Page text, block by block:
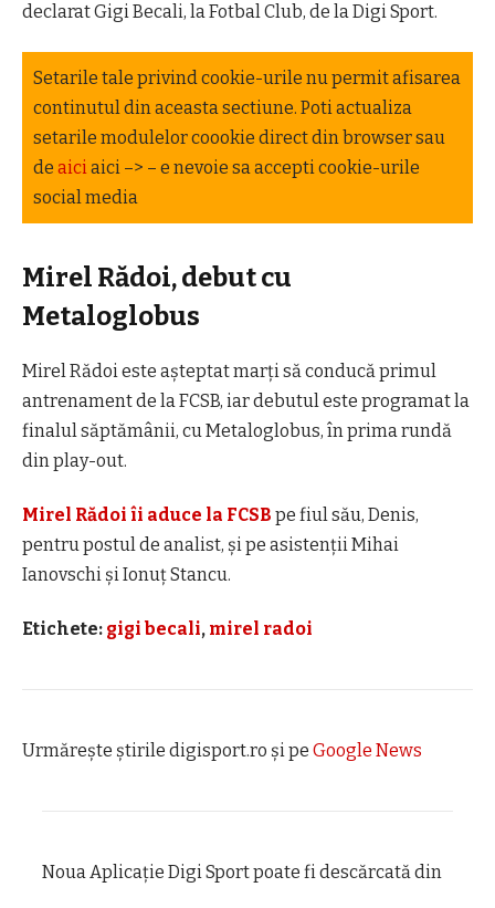
declarat Gigi Becali, la Fotbal Club, de la Digi Sport.
Setarile tale privind cookie-urile nu permit afisarea
continutul din aceasta sectiune. Poti actualiza
setarile modulelor coookie direct din browser sau
de aici aici –> – e nevoie sa accepti cookie-urile
social media
Mirel Rădoi, debut cu
Metaloglobus
Mirel Rădoi este așteptat marți să conducă primul
antrenament de la FCSB, iar debutul este programat la
finalul săptămânii, cu Metaloglobus, în prima rundă
din play-out.
Mirel Rădoi îi aduce la FCSB pe fiul său, Denis,
pentru postul de analist, și pe asistenții Mihai
Ianovschi și Ionuț Stancu.
Etichete: gigi becali, mirel radoi
Urmărește știrile digisport.ro și pe Google News
Noua Aplicaţie Digi Sport poate fi descărcată din